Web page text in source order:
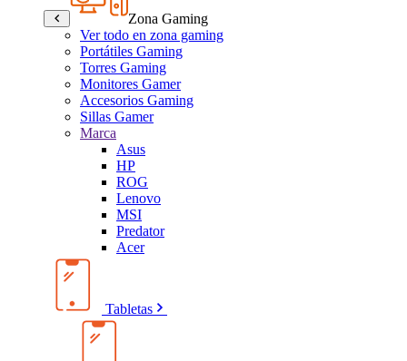
Zona Gaming
Ver todo en zona gaming
Portátiles Gaming
Torres Gaming
Monitores Gamer
Accesorios Gaming
Sillas Gamer
Marca
Asus
HP
ROG
Lenovo
MSI
Predator
Acer
Tabletas